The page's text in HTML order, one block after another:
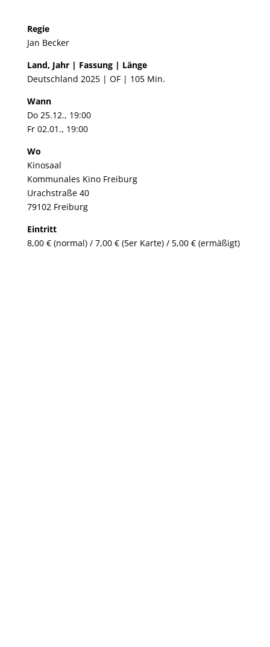
Regie
Jan Becker
Land, Jahr | Fassung | Länge
Deutschland 2025 | OF | 105 Min.
Wann
Do 25.12., 19:00
Fr 02.01., 19:00
Wo
Kinosaal
Kommunales Kino Freiburg
Urachstraße 40
79102 Freiburg
Eintritt
8,00 € (normal) / 7,00 € (5er Karte) / 5,00 € (ermäßigt)